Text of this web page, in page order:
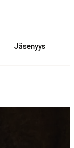
Jäsenyys